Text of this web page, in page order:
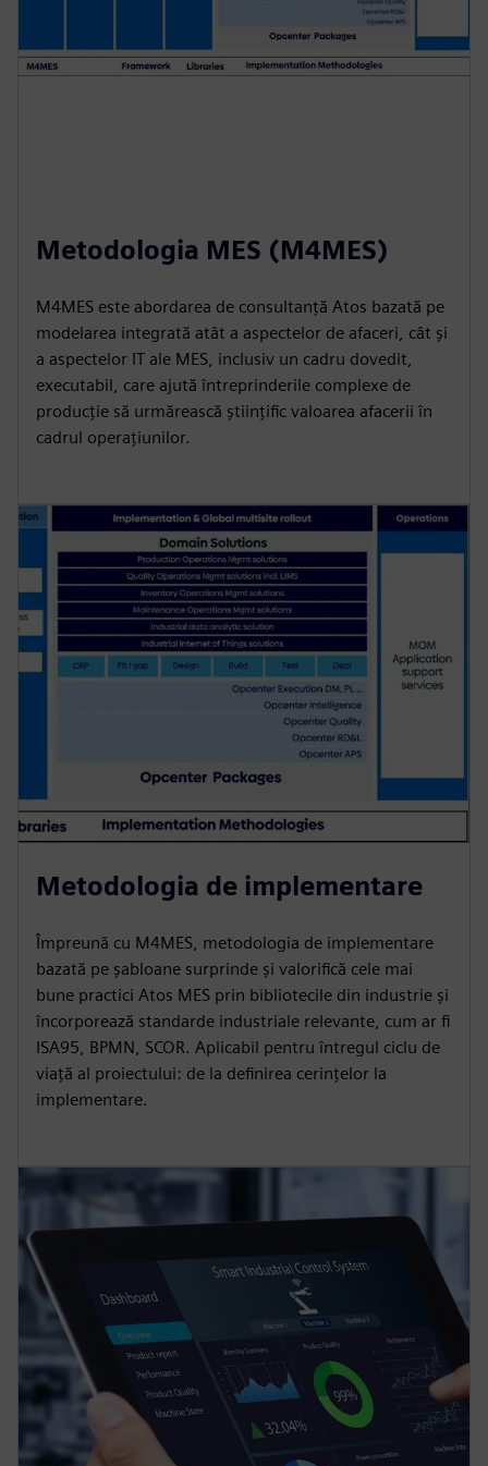
Metodologia MES (M4MES)
M4MES este abordarea de consultanță Atos bazată pe
modelarea integrată atât a aspectelor de afaceri, cât și
a aspectelor IT ale MES, inclusiv un cadru dovedit,
executabil, care ajută întreprinderile complexe de
producție să urmărească științific valoarea afacerii în
cadrul operațiunilor.
Metodologia de implementare
Împreună cu M4MES, metodologia de implementare
bazată pe șabloane surprinde și valorifică cele mai
bune practici Atos MES prin bibliotecile din industrie și
încorporează standarde industriale relevante, cum ar fi
ISA95, BPMN, SCOR. Aplicabil pentru întregul ciclu de
viață al proiectului: de la definirea cerințelor la
implementare.